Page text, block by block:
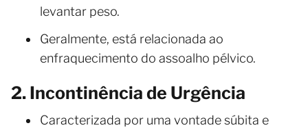
levantar peso.
Geralmente, está relacionada ao
enfraquecimento do assoalho pélvico.
2. Incontinência de Urgência
Caracterizada por uma vontade súbita e